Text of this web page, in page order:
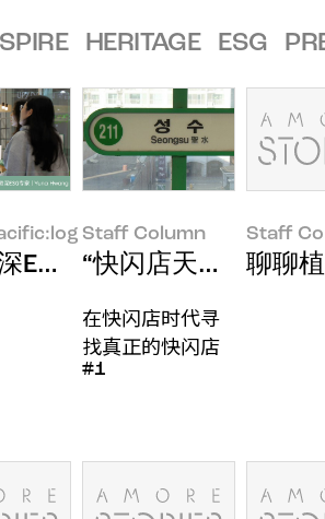
HERITAGE ESG
ESG负责人的思考：在理
Staff Column
“快闪店天堂”圣水洞
在快闪店时代寻
找真正的快闪店
#1
Staff
聊聊